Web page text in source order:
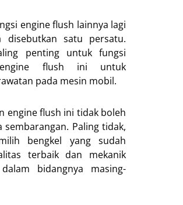
engine flush lainnya lagi
disebutkan satu persatu.
penting untuk fungsi
flush ini untuk
pada mesin mobil.
engine flush ini tidak boleh
sembarangan. Paling tidak,
bengkel yang sudah
terbaik dan mekanik
bidangnya masing-